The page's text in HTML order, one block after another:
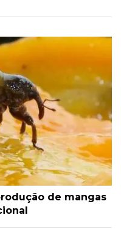
de mangas